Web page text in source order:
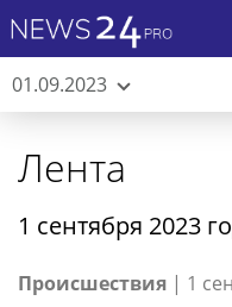
01.09.2023
Лента
1 сентября 2023
Происшествия | 1